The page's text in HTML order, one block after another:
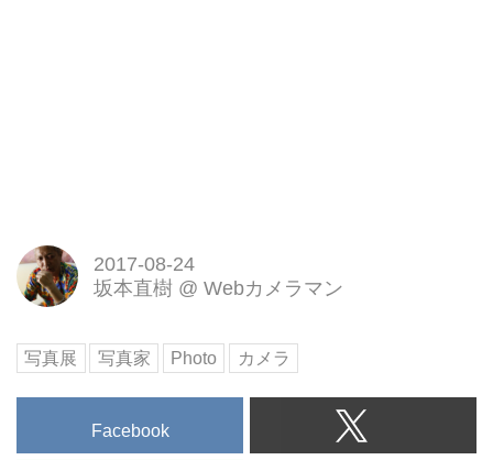
2017-08-24
坂本直樹 @ Webカメラマン
写真展 写真家 Photo カメラ
Facebook